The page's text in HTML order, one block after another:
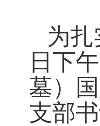
为
日下午
墓）
支部